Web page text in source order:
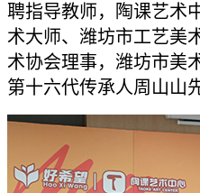
聘指导教师，陶课艺术
术大师、潍坊市工艺美
术协会理事，潍坊市美
第十六代传承人周山山